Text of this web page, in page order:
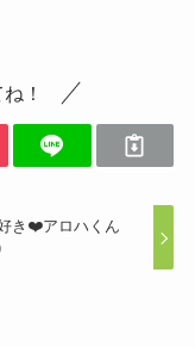
！
き❤️アロハくん